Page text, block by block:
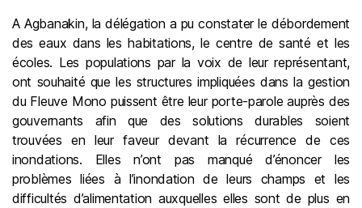
A Agbanakin, la délégation a pu constater le débordement
des eaux dans les habitations, le centre de santé et les
écoles. Les populations par la voix de leur représentant,
ont souhaité que les structures impliquées dans la gestion
du Fleuve Mono puissent être leur porte-parole auprès des
gouvernants afin que des solutions durables soient
trouvées en leur faveur devant la récurrence de ces
inondations. Elles n’ont pas manqué d’énoncer les
problèmes liées à l’inondation de leurs champs et les
difficultés d’alimentation auxquelles elles sont de plus en